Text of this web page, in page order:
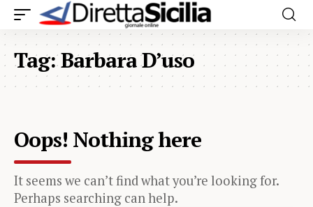
Tag:Barbara D’uso
Oops! Nothing here
It seems we can’t find what you’re looking for.
Perhaps searching can help.